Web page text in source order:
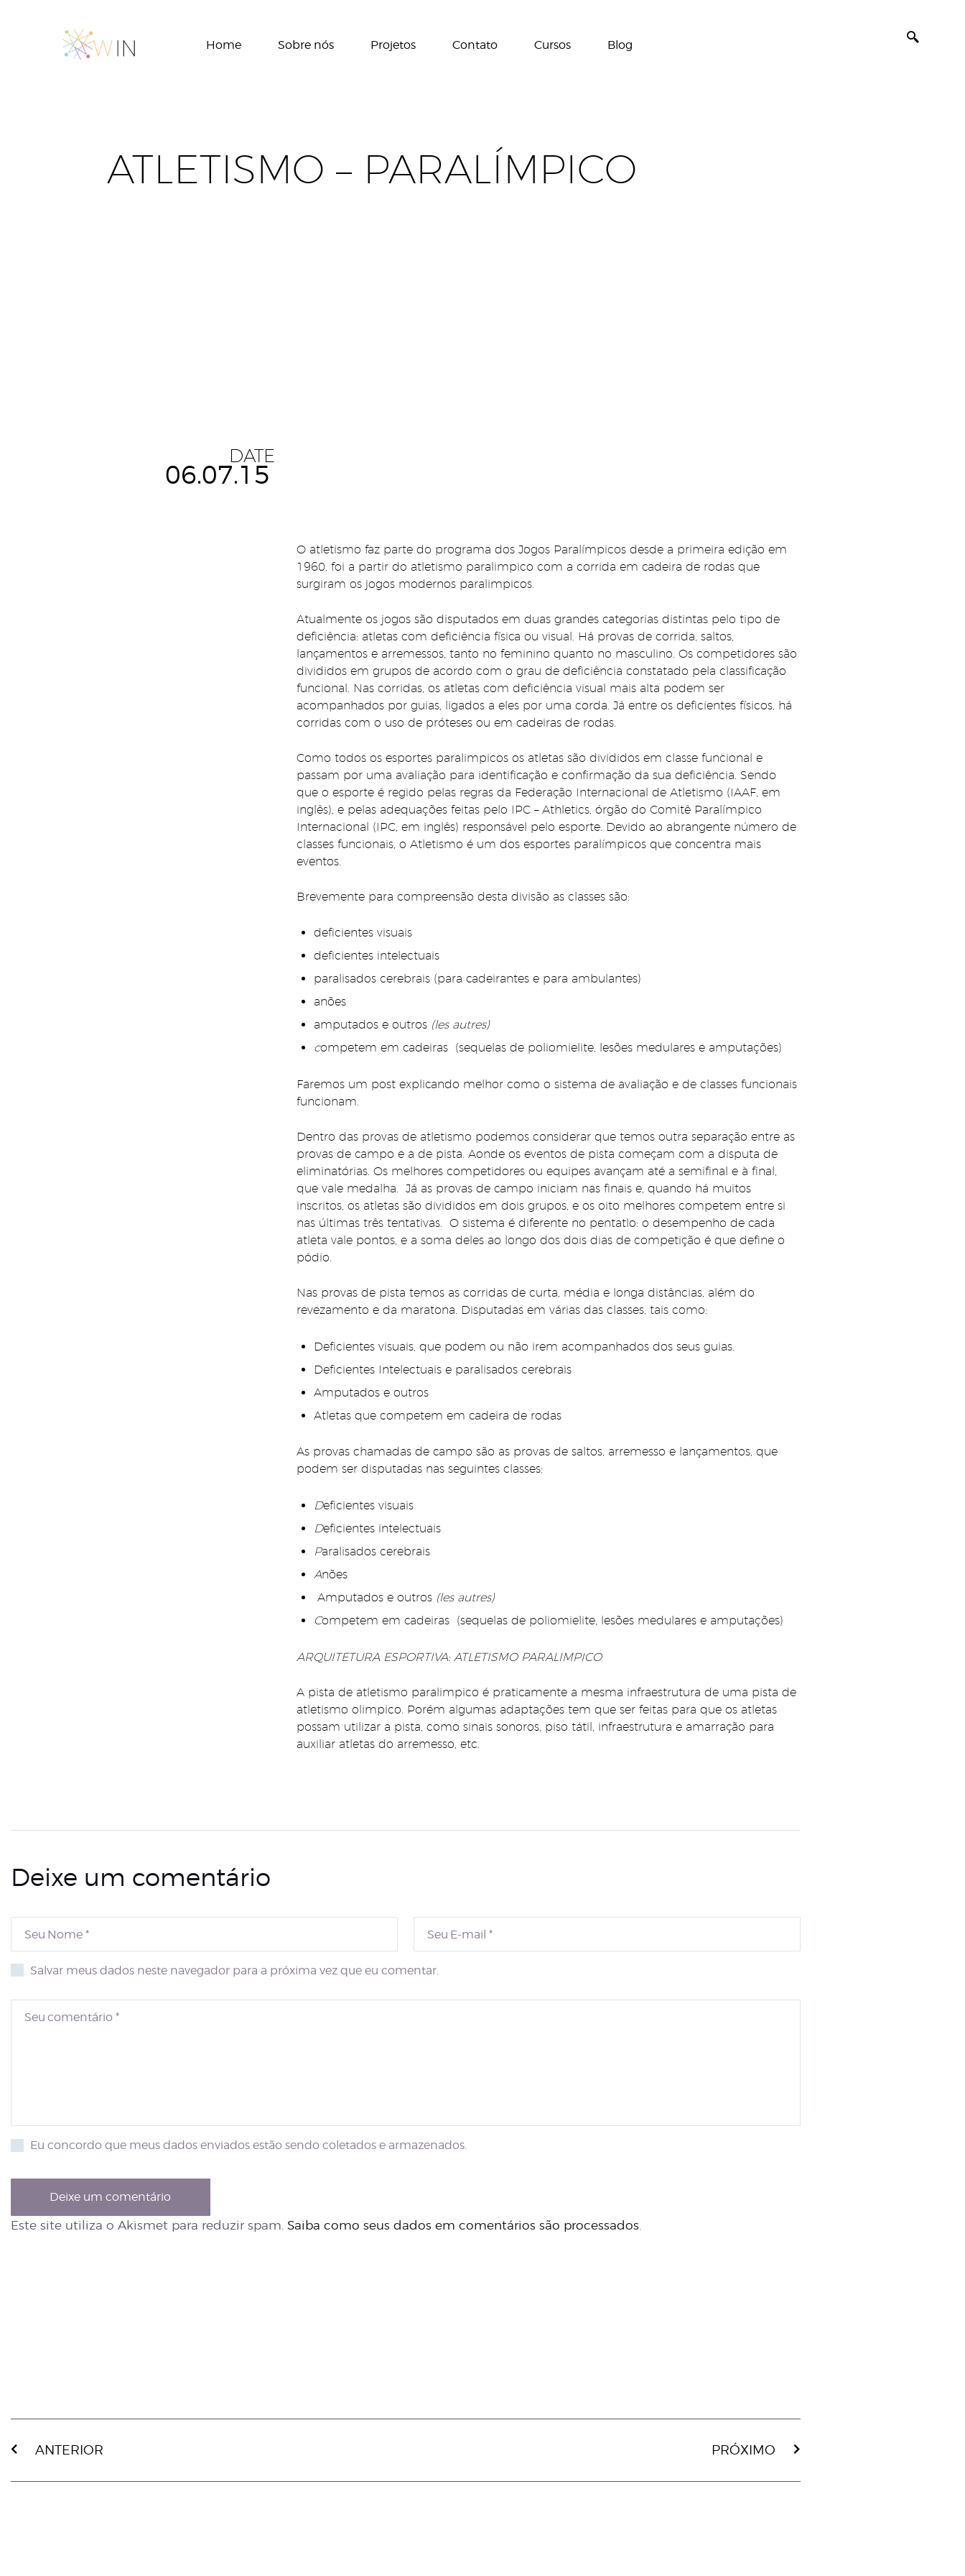
Home Sobre nós Projetos Contato Cursos Blog
ATLETISMO – PARALÍMPICO
DATE
06.07.15
O atletismo faz parte do programa dos Jogos Paralímpicos desde a primeira edição em
1960, foi a partir do atletismo paralimpico com a corrida em cadeira de rodas que
surgiram os jogos modernos paralimpicos.
Atualmente os jogos são disputados em duas grandes categorias distintas pelo tipo de
deficiência: atletas com deficiência física ou visual. Há provas de corrida, saltos,
lançamentos e arremessos, tanto no feminino quanto no masculino. Os competidores são
divididos em grupos de acordo com o grau de deficiência constatado pela classificação
funcional. Nas corridas, os atletas com deficiência visual mais alta podem ser
acompanhados por guias, ligados a eles por uma corda. Já entre os deficientes físicos, há
corridas com o uso de próteses ou em cadeiras de rodas.
Como todos os esportes paralimpicos os atletas são divididos em classe funcional e
passam por uma avaliação para identificação e confirmação da sua deficiência. Sendo
que o esporte é regido pelas regras da Federação Internacional de Atletismo (IAAF, em
inglês), e pelas adequações feitas pelo IPC – Athletics, órgão do Comitê Paralímpico
Internacional (IPC, em inglês) responsável pelo esporte. Devido ao abrangente número de
classes funcionais, o Atletismo é um dos esportes paralímpicos que concentra mais
eventos.
Brevemente para compreensão desta divisão as classes são:
deficientes visuais
deficientes intelectuais
paralisados cerebrais (para cadeirantes e para ambulantes)
anões
amputados e outros(les autres)
competem em cadeiras (sequelas de poliomielite, lesões medulares e amputações)
Faremos um post explicando melhor como o sistema de avaliação e de classes funcionais
funcionam.
Dentro das provas de atletismo podemos considerar que temos outra separação entre as
provas de campo e a de pista. Aonde os eventos de pista começam com a disputa de
eliminatórias. Os melhores competidores ou equipes avançam até a semifinal e à final,
que vale medalha. Já as provas de campo iniciam nas finais e, quando há muitos
inscritos, os atletas são divididos em dois grupos, e os oito melhores competem entre si
nas últimas três tentativas. O sistema é diferente no pentatlo: o desempenho de cada
atleta vale pontos, e a soma deles ao longo dos dois dias de competição é que define o
pódio.
Nas provas de pista temos as corridas de curta, média e longa distâncias, além do
revezamento e da maratona. Disputadas em várias das classes, tais como:
Deficientes visuais, que podem ou não irem acompanhados dos seus guias.
Deficientes Intelectuais e paralisados cerebrais
Amputados e outros
Atletas que competem em cadeira de rodas
As provas chamadas de campo são as provas de saltos, arremesso e lançamentos, que
podem ser disputadas nas seguintes classes:
Deficientes visuais
Deficientes intelectuais
Paralisados cerebrais
Anões
Amputados e outros(les autres)
Competem em cadeiras (sequelas de poliomielite, lesões medulares e amputações)
ARQUITETURA ESPORTIVA: ATLETISMO PARALIMPICO
A pista de atletismo paralimpico é praticamente a mesma infraestrutura de uma pista de
atletismo olimpico. Porém algumas adaptações tem que ser feitas para que os atletas
possam utilizar a pista, como sinais sonoros, piso tátil, infraestrutura e amarração para
auxiliar atletas do arremesso, etc.
Deixe um comentário
Salvar meus dados neste navegador para a próxima vez que eu comentar.
Eu concordo que meus dados enviados estão sendo coletados e armazenados.
Este site utiliza o Akismet para reduzir spam. Saiba como seus dados em comentários são processados
ANTERIOR PRÓXIMO